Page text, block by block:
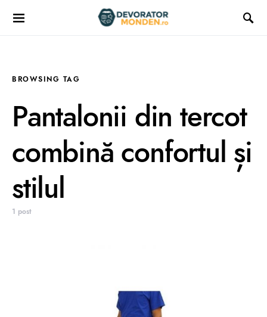
BROWSING TAG
Pantalonii din tercot
combină confortul și
stilul
1 post